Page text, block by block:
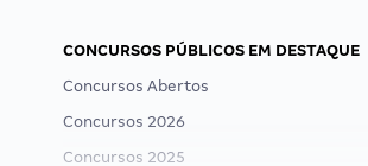
CONCURSOS PÚBLICOS EM DESTAQUE
Concursos Abertos
Concursos 2026
Concursos 2025